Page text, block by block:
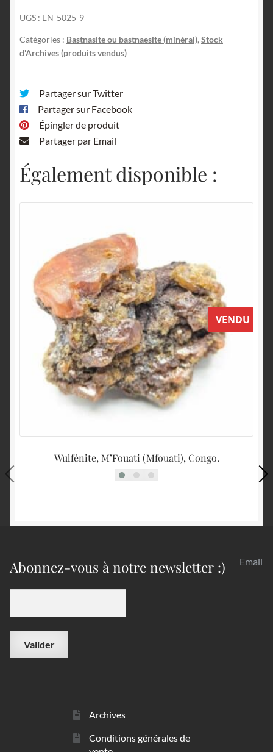
UGS : EN-5025-9
Catégories : Bastnasite ou bastnaesite (minéral), Stock
d'Archives (produits vendus)
Partager sur Twitter
Partager sur Facebook
Épingler de produit
Partager par Email
Également disponible :
VENDU
Wulfénite, M’Fouati (Mfouati), Congo.
Abonnez-vous à notre newsletter :) Email
Archives
Conditions générales de